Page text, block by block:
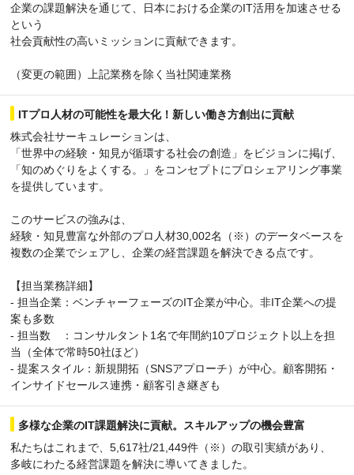
企業の課題解決を通じて、日本における企業のIT活用を加速させる
という
社会貢献性の高いミッションに貢献できます。
（変更の範囲）上記業務を除く当社関連業務
ITプロ人材の可能性を最大化！新しい働き方創出に貢献
株式会社サーキュレーションは、
「世界中の経験・知見が循環する社会の創造」をビジョンに掲げ、
「知のめぐりをよくする。」をコンセプトにプロシェアリング事業
を提供しています。
このサービスの強みは、
経験・知見豊富な外部のプロ人材30,002名（※）のデータベースを
複数の企業でシェアし、企業の経営課題を解決できる点です。
【担当業務詳細】
- 担当企業：ベンチャーフェーズのIT企業が中心。非IT企業への提
案も多数
- 担当数 ：コンサルタント1名で年間約10プロジェクト以上を担
当（全体で常時50社ほど）
- 提案スタイル：新規開拓（SNSアプローチ）が中心。顧客開拓・
インサイドセールス連携・顧客引き継ぎも
多様な企業のIT課題解決に貢献。スキルアップの機会豊富
私たちはこれまで、5,617社/21,449件（※）の取引実績があり、
多岐にわたる経営課題を解決に導いてきました。